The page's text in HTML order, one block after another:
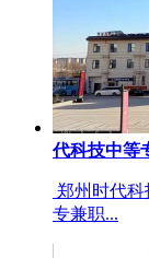
代科技中等
郑州时代
专兼职...